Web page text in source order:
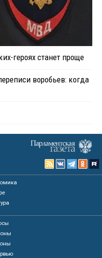
героях станет проще
воробьев: когда